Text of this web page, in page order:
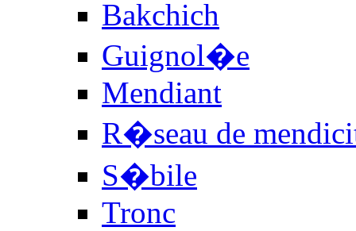
Bakchich
Guignol�e
Mendiant
R�seau de
S�bile
Tronc